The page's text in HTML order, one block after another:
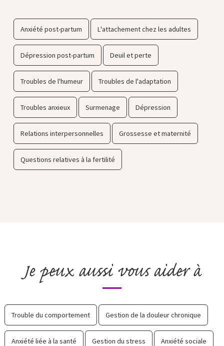
Anxiété post-partum L'attachement chez les adultes
Dépression post-partum Deuil et perte
Troubles de l'humeur Troubles de l'adaptation
Troubles anxieux Surmenage Dépression
Relations interpersonnelles Grossesse et maternité
Questions relatives à la fertilité
Je peux aussi vous aider à
Trouble du comportement Gestion de la douleur chronique
Anxiété liée à la santé Gestion du stress Anxiété sociale